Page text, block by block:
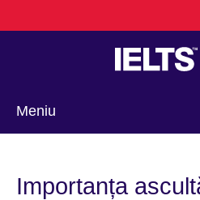
to
Meniu
Importanța